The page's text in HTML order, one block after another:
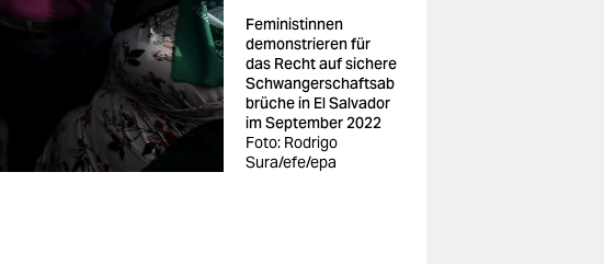
Feministinnen
demonstrieren für
das Recht auf sichere
Schwangerschaftsab
brüche in El Salvador
im September 2022
Foto: Rodrigo
Sura/efe/epa